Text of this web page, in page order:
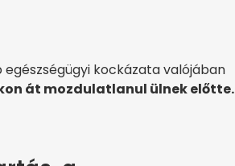
kockázata valójában
át mozdulatlanul ülnek előtte.